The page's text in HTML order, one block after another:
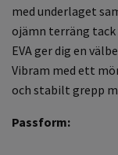
med underlaget
ojämn terräng tack
EVA ger dig en
Vibram med ett
och stabilt grepp
Passform: